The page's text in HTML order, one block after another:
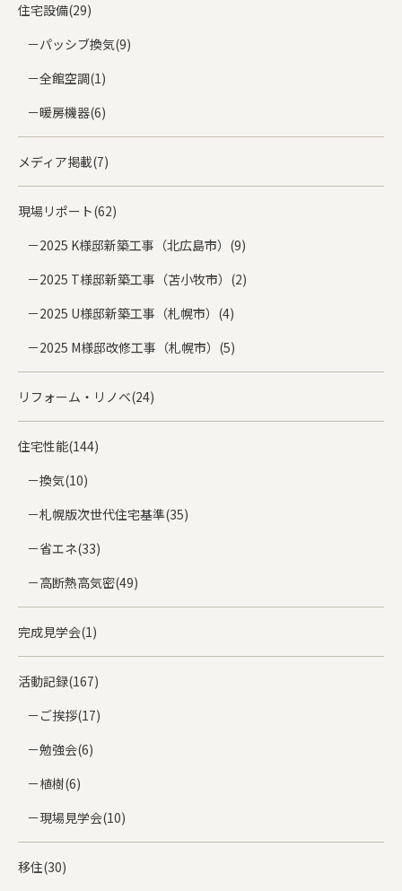
住宅設備(29)
パッシブ換気(9)
全館空調(1)
暖房機器(6)
メディア掲載(7)
現場リポート(62)
2025 K様邸新築工事（北広島市）(9)
2025 T様邸新築工事（苫小牧市）(2)
2025 U様邸新築工事（札幌市）(4)
2025 M様邸改修工事（札幌市）(5)
リフォーム・リノベ(24)
住宅性能(144)
換気(10)
札幌版次世代住宅基準(35)
省エネ(33)
高断熱高気密(49)
完成見学会(1)
活動記録(167)
ご挨拶(17)
勉強会(6)
植樹(6)
現場見学会(10)
移住(30)